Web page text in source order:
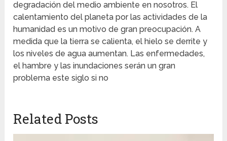
degradación del medio ambiente en nosotros. El
calentamiento del planeta por las actividades de la
humanidad es un motivo de gran preocupación. A
medida que la tierra se calienta, el hielo se derrite y
los niveles de agua aumentan. Las enfermedades,
el hambre y las inundaciones serán un gran
problema este siglo si no
Related Posts